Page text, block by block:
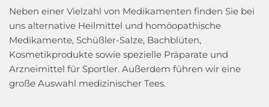
Neben einer Vielzahl von Medikamenten finden Sie bei
uns alternative Heilmittel und homöopathische
Medikamente, Schüßler-Salze, Bachblüten,
Kosmetikprodukte sowie spezielle Präparate und
Arzneimittel für Sportler. Außerdem führen wir eine
große Auswahl medizinischer Tees.